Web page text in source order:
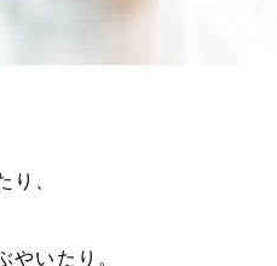
り、
やいたり。